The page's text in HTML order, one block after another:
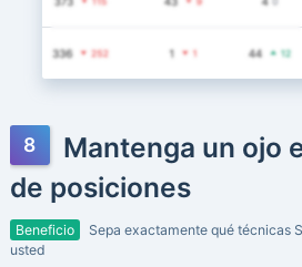
Mantenga un ojo
de posiciones
Beneficio
Sepa exactamente qué técnicas
usted